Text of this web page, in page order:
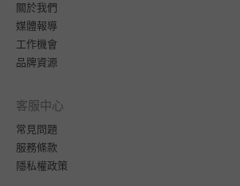
關於我們
媒體報導
工作機會
品牌資源
客服中心
常見問題
服務條款
隱私權政策